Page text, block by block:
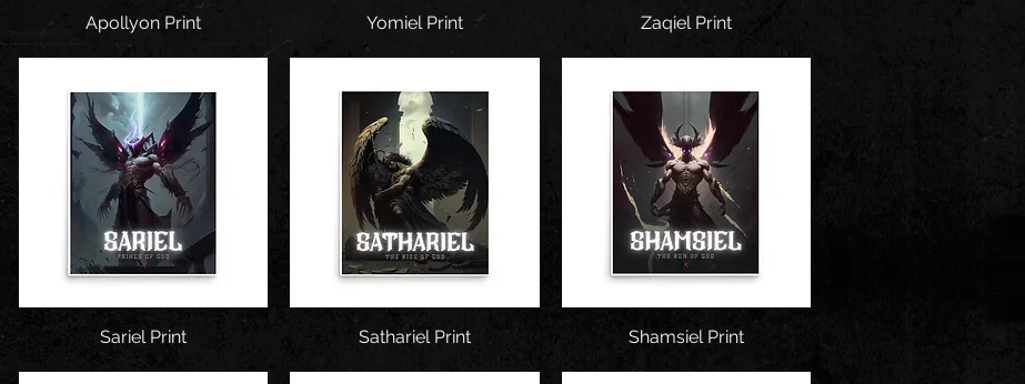
Snel overzicht
Apollyon Print Snel overzicht
Yomiel Print Snel overzicht
Zaqiel Print
Snel overzicht
Sariel Print Snel overzicht
Sathariel Print Snel overzicht
Shamsiel Print